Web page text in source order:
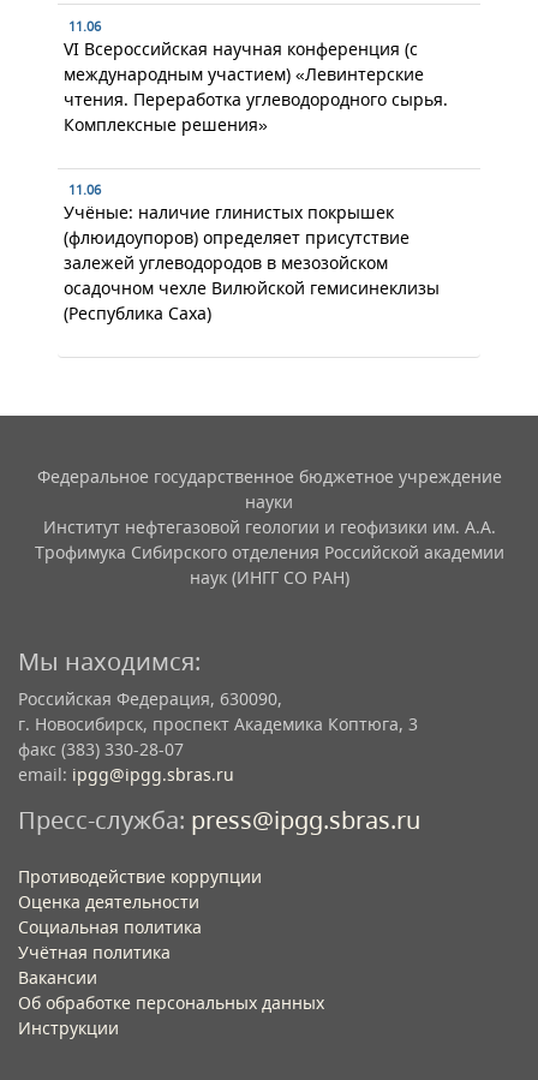
11.06
VI Всероссийская научная конференция (с
международным участием) «Левинтерские
чтения. Переработка углеводородного сырья.
Комплексные решения»
11.06
Учёные: наличие глинистых покрышек
(флюидоупоров) определяет присутствие
залежей углеводородов в мезозойском
осадочном чехле Вилюйской гемисинеклизы
(Республика Саха)
Федеральное государственное бюджетное учреждение
науки
Институт нефтегазовой геологии и геофизики им. А.А.
Трофимука Сибирского отделения Российской академии
наук (ИНГГ СО РАН)
Мы находимся:
Российская Федерация, 630090,
г. Новосибирск, проспект Академика Коптюга, 3
факс (383) 330-28-07
email: ipgg@ipgg.sbras.ru
Пресс-служба: press@ipgg.sbras.ru
Противодействие коррупции
Оценка деятельности
Социальная политика
Учётная политика​
Вакансии​
Об обработке персональных данных​
Инструкции​